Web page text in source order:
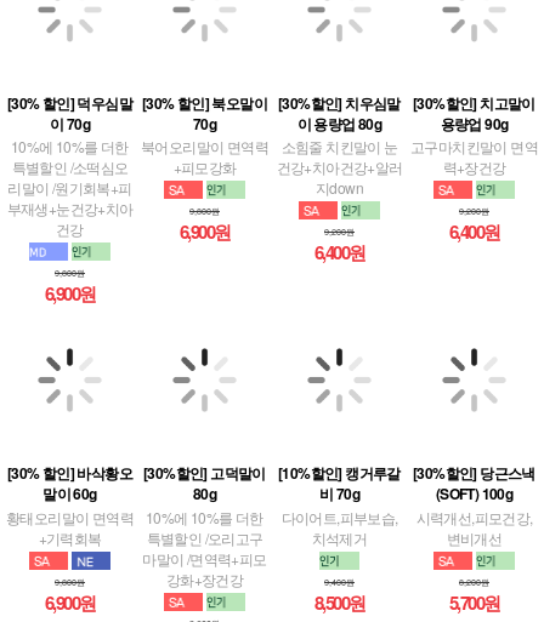
10%에 10%를 더한
특별할인 /소떡심오
리말이 /원기회복+피
부재생+눈건강+치아
건강
9,800원
6,900원
북어오리말이 면역력
+피모강화
9,800원
6,900원
소힘줄 치킨말이 눈
건강+치아건강+알러
지down
9,200원
6,400원
고구마치킨말이 면역
력+장건강
9,200원
6,400원
황태오리말이 면역력
+기력회복
9,800원
6,900원
10%에 10%를 더한
특별할인 /오리고구
마말이 /면역력+피모
강화+장건강
9,800원
6,900원
다이어트,피부보습,
치석제거
9,400원
8,500원
시력개선,피모건강,
변비개선
8,200원
5,700원